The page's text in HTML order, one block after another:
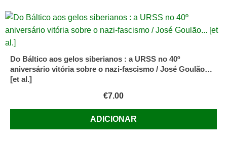
Do Báltico aos gelos siberianos : a URSS no 40º
aniversário vitória sobre o nazi-fascismo / José Goulão…
[et al.]
€7.00
ADICIONAR